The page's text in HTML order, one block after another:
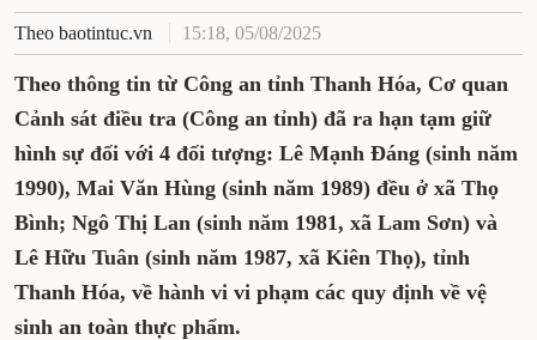
Theo baotintuc.vn 15:18, 05/08/2025
Theo thông tin từ Công an tỉnh Thanh Hóa, Cơ quan
Cảnh sát điều tra (Công an tỉnh) đã ra hạn tạm giữ
hình sự đối với 4 đối tượng: Lê Mạnh Đáng (sinh năm
1990), Mai Văn Hùng (sinh năm 1989) đều ở xã Thọ
Bình; Ngô Thị Lan (sinh năm 1981, xã Lam Sơn) và
Lê Hữu Tuân (sinh năm 1987, xã Kiên Thọ), tỉnh
Thanh Hóa, về hành vi vi phạm các quy định về vệ
sinh an toàn thực phẩm.